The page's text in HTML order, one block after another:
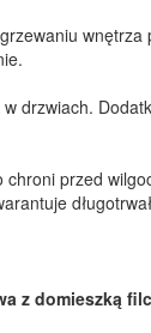
drzwiach.
przed
z domieszką